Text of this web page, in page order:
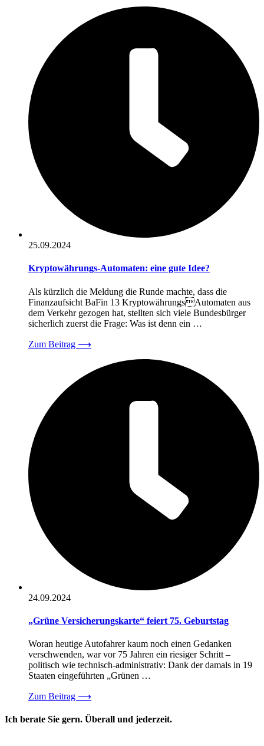
25.09.2024
Kryptowährungs-Automaten: eine gute Idee?
Als kürzlich die Meldung die Runde machte, dass die
Finanzaufsicht BaFin 13 KryptowährungsAutomaten aus
dem Verkehr gezogen hat, stellten sich viele Bundesbürger
sicherlich zuerst die Frage: Was ist denn ein …
Zum Beitrag ⟶
24.09.2024
„Grüne Versicherungskarte“ feiert 75. Geburtstag
Woran heutige Autofahrer kaum noch einen Gedanken
verschwenden, war vor 75 Jahren ein riesiger Schritt –
politisch wie technisch-administrativ: Dank der damals in 19
Staaten eingeführten „Grünen …
Zum Beitrag ⟶
Ich berate Sie gern. Überall und jederzeit.